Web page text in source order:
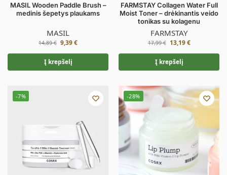
MASIL Wooden Paddle Brush –
medinis šepetys plaukams
MASIL
14,89€ 9,39€
Į krepšelį
FARMSTAY Collagen Water Full
Moist Toner – drėkinantis veido
tonikas su kolagenu
FARMSTAY
17,99€ 13,19€
Į krepšelį
-7% -28%